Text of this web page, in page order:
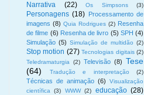
Narrativa (22) Os Simpsons (3)
Personagens (18) Processamento de
imagens (8) Quia Rodrigues (2) Resenha
de filme (6) Resenha de livro (5) SPH (4)
Simulação (5) Simulação de multidão (2)
Stop motion (27) Tecnologias digitais (2)
Teledramaturgia
(2) Televisão (8) Tese
(64)
Tradução e interpretação (2)
Técnicas de animação (6)
Visualização
científica
(3) WWW (2) educação (28)